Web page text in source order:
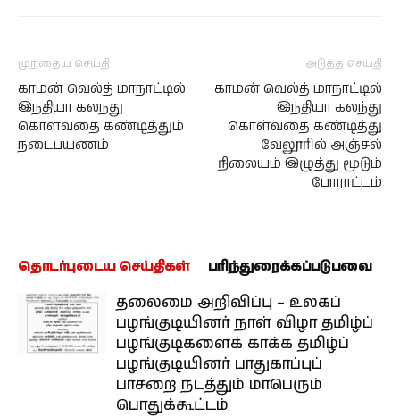
முந்தைய செய்தி
காமன் வெல்த் மாநாட்டில்
இந்தியா கலந்து
கொள்வதை கண்டித்தும்
நடைபயணம்
அடுத்த செய்தி
காமன் வெல்த் மாநாட்டில்
இந்தியா கலந்து
கொள்வதை கண்டித்து
வேலூரில் அஞ்சல்
நிலையம் இழுத்து மூடும்
போராட்டம்
தொடர்புடைய செய்திகள் பரிந்துரைக்கப்படுபவை
தலைமை அறிவிப்பு – உலகப்
பழங்குடியினர் நாள் விழா தமிழ்ப்
பழங்குடிகளைக் காக்க தமிழ்ப்
பழங்குடியினர் பாதுகாப்புப்
பாசறை நடத்தும் மாபெரும்
பொதுக்கூட்டம்